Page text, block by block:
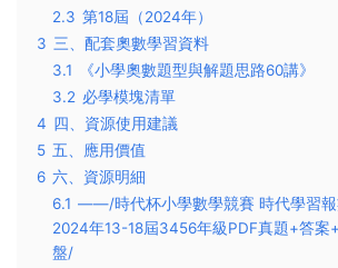
2.3 第18屆（2024年）
3 三、配套奧數學習資料
3.1
《小學奧數題型與解題思路60講》
3.2 必學模塊清單
4 四、資源使用建議
5 五、應用價值
6 六、資源明細
6.1 ——/時代杯小學數學競賽 時代學習報
2024年13-18屆3456年級PDF真題+答案
盤/